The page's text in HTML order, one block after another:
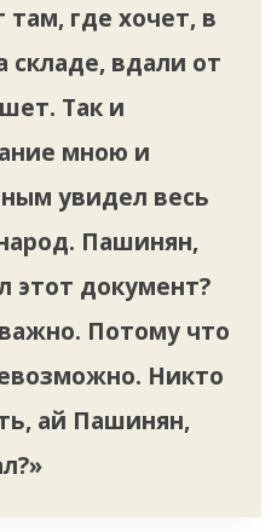
где хочет, в
складе, вдали от
Так и
мною и
увидел весь
Пашинян,
этот документ?
Потому что
Никто
ай Пашинян,